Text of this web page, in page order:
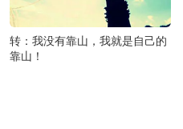
转：我没有靠山，我就是自己的
靠山！